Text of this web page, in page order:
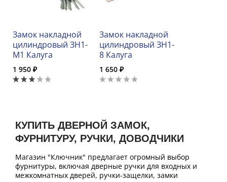
Замок накладной
цилиндровый ЗН1-
М1 Калуга
1 950 ₽
Замок накладной
цилиндровый ЗН1-
8 Калуга
1 650 ₽
КУПИТЬ ДВЕРНОЙ ЗАМОК,
ФУРНИТУРУ, РУЧКИ, ДОВОДЧИКИ
Магазин "Ключник" предлагает огромный выбор
фурнитуры, включая дверные ручки для входных и
межкомнатных дверей, ручки-защелки, замки